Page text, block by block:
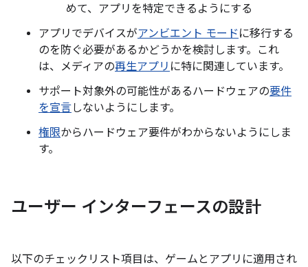
めて、アプリを特定できるようにする
アプリでデバイスがアンビエント モード に移行する
のを防ぐ必要があるかどうかを検討します。これ
は、メディアの再生アプリ に特に関連しています。
サポート対象外の可能性があるハードウェアの要件
を宣言しないようにします。
権限からハードウェア要件がわからないようにしま
す。
ユーザー インターフェースの設計
以下のチェックリスト項目は、ゲームとアプリに適用され